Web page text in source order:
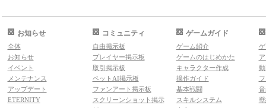
お知らせ
全体
お知らせ
イベント
メンテナンス
アップデート
ETERNITY
コミュニティ
自由掲示板
プレイヤー掲示板
取引掲示板
ペットAI掲示板
ファンアート掲示板
スクリーンショット掲示
ゲームガイド
ゲーム紹介
ゲームのはじめかた
キャラクター作成
操作ガイド
基本戦闘
スキルシステム